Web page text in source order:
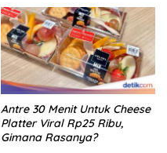
Antre 30 Menit Untuk Cheese
Platter Viral Rp25 Ribu,
Gimana Rasanya?